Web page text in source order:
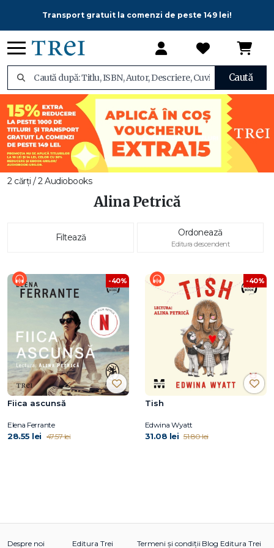
Transport gratuit la comenzi de peste 149 lei!
Caută
2 cărți / 2 Audiobooks
Alina Petrică
Filtează Ordonează
Editura descendent
-40%
Fiica ascunsă
Elena Ferrante
28.55 lei 47.57 lei
-40%
Tish
Edwina Wyatt
31.08 lei 51.80 lei
Despre noi Editura Trei Termeni și condiții Blog Editura Trei